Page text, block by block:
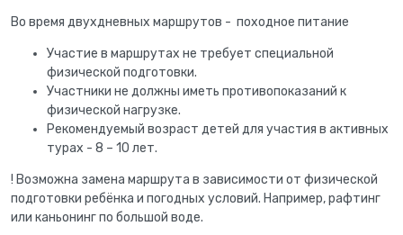
Во время двухдневных маршрутов - походное питание
Участие в маршрутах не требует специальной
физической подготовки.
Участники не должны иметь противопоказаний к
физической нагрузке.
Рекомендуемый возраст детей для участия в активных
турах - 8 – 10 лет.
! Возможна замена маршрута в зависимости от физической
подготовки ребёнка и погодных условий. Например, рафтинг
или каньонинг по большой воде.